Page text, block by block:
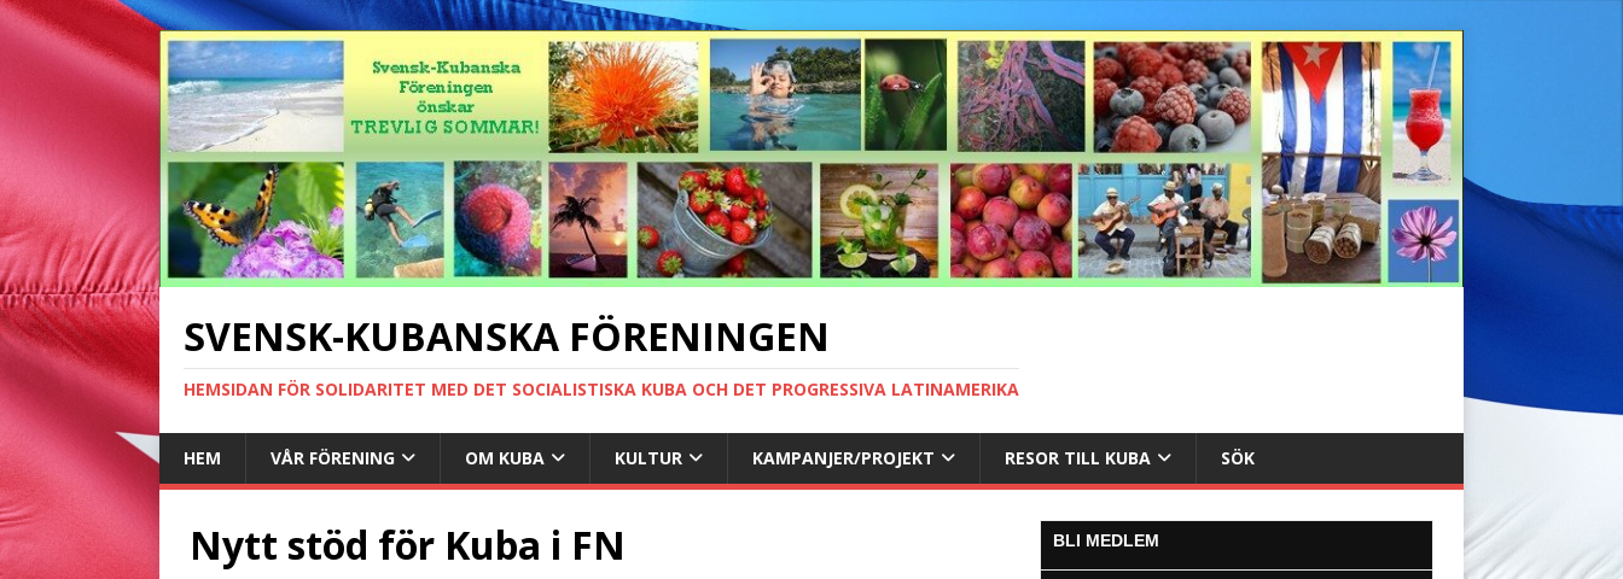
SVENSK-KUBANSKA FÖRENINGEN
HEMSIDAN FÖR SOLIDARITET MED DET SOCIALISTISKA KUBA OCH DET PROGRESSIVA LATINAMERIKA
HEM VÅR FÖRENING OM KUBA KULTUR KAMPANJER/PROJEKT RESOR TILL KUBA SÖK
Nytt stöd för Kuba i FN BLI MEDLEM